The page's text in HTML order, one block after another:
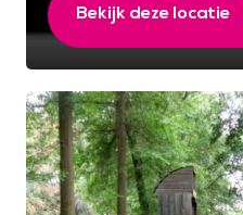
Bekijk deze locatie